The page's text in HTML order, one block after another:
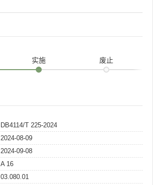
实施 废止
DB4114/T 225-2024
2024-08-09
2024-09-08
A 16
03.080.01